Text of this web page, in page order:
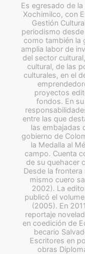
Es egresado de
Xochimilco, con
Gestión
periodismo
como también la
amplia labor de
del sector
cultural, de las
culturales, en el
proyectos
fondos. En
entre las que
las embajadas
gobierno de
la Medalla al
campo. Cuenta
de su quehacer
Desde la
mismo cuero
2002). La
publicó el
(2005). En
reportaje
en coedición de
becario
Escritores en
obras